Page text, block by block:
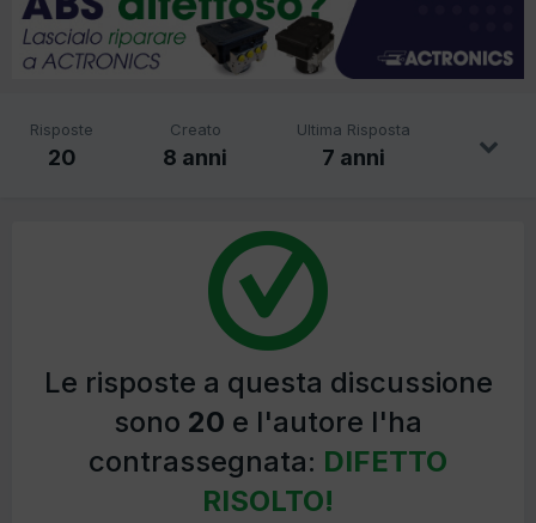
Risposte
20
Creato
8 anni
Ultima Risposta
7 anni
Le risposte a questa discussione
sono 20 e l'autore l'ha
contrassegnata: DIFETTO
RISOLTO!